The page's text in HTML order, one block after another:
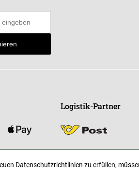
Datenschutzrichtlinien zu erfüllen,
Logistik-Partner
Mehrwertsteuer zzgl. Versandkosten